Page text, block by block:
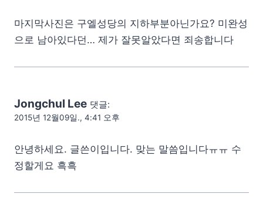
마지막사진은 구엘성당의 지하부분아닌가요? 미완성
으로 남아있다던… 제가 잘못알았다면 죄송합니다
Jongchul Lee 댓글:
2015년 12월09일., 4:41 오후
안녕하세요. 글쓴이입니다. 맞는 말씀입니다ㅠㅠ 수
정할게요 흑흑